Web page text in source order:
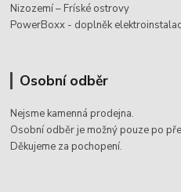
Nizozemí – Fríské ostrovy
PowerBoxx - doplněk
Osobní odběr
Nejsme kamenná prodejna.
Osobní odběr je možný pouze po
Děkujeme za pochopení.